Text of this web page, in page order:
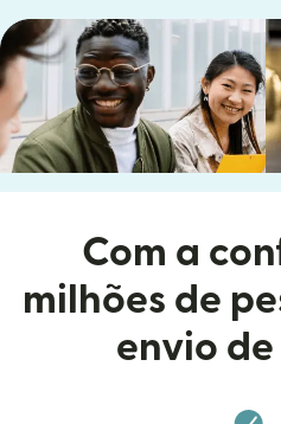
Com a
milhões de
envio